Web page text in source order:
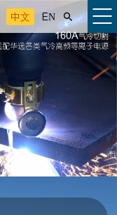
中文 EN 